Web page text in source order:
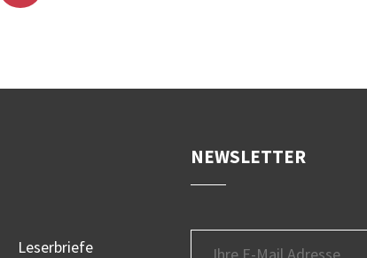
Leserbriefe
NEWSLETTER